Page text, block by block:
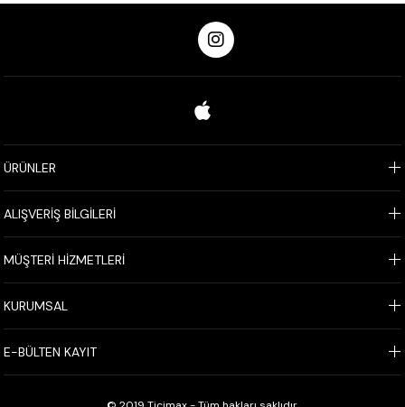
ÜRÜNLER
ALIŞVERİŞ BİLGİLERİ
MÜŞTERİ HİZMETLERİ
KURUMSAL
E-BÜLTEN KAYIT